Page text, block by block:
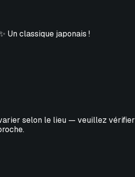
Un classique japonais !
selon le lieu — veuillez vérifier